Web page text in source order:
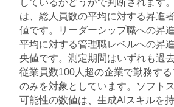
しているかどうかで判断されます
は、総人員数の平均に対する昇進
値です。リーダーシップ職への昇
平均に対する管理職レベルへの昇
央値です。測定期間はいずれも過
従業員数100人超の企業で勤務す
のみを対象としています。ソフト
可能性の数値は、生成AIスキルを